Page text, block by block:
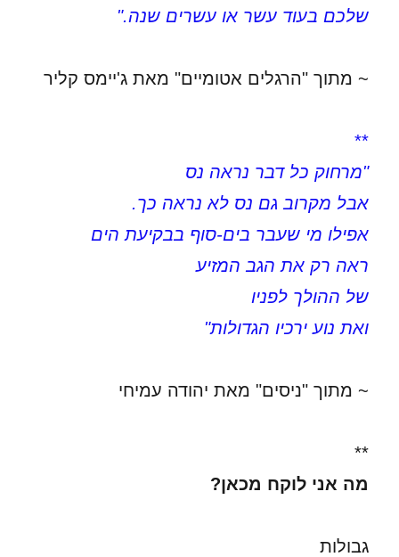
שלכם בעוד עשר או עשרים שנה."
~ מתוך "הרגלים אטומיים" מאת ג'יימס קליר
**
"מרחוק כל דבר נראה נס
אבל מקרוב גם נס לא נראה כך.
אפילו מי שעבר בים-סוף בבקיעת הים
ראה רק את הגב המזיע
של ההולך לפניו
ואת נוע ירכיו הגדולות"
~ מתוך "ניסים" מאת יהודה עמיחי
**
מה אני לוקח מכאן?
גבולות